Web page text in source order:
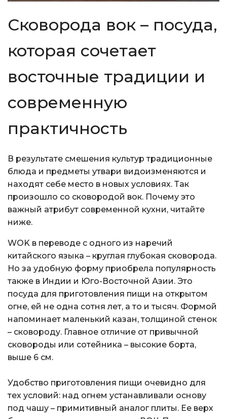
Сковорода вок – посуда,
которая сочетает
восточные традиции и
современную
практичность
В результате смешения культур традиционные
блюда и предметы утвари видоизменяются и
находят себе место в новых условиях. Так
произошло со сковородой вок. Почему это
важный атрибут современной кухни, читайте
ниже.
WOK в переводе с одного из наречий
китайского языка – круглая глубокая сковорода.
Но за удобную форму приобрела популярность
также в Индии и Юго-Восточной Азии. Это
посуда для приготовления пищи на открытом
огне, ей не одна сотня лет, а то и тысяч. Формой
напоминает маленький казан, толщиной стенок
– сковороду. Главное отличие от привычной
сковороды или сотейника – высокие борта,
выше 6 см.
Удобство приготовления пищи очевидно для
тех условий: над огнем устанавливали основу
под чашу – примитивный аналог плиты. Ее верх